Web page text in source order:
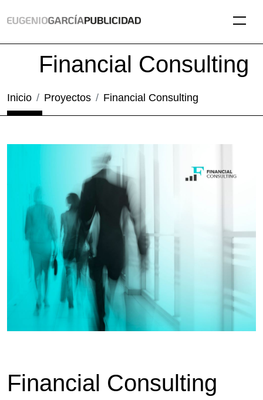
Financial Consulting
Inicio Proyectos Financial Consulting
Financial Consulting